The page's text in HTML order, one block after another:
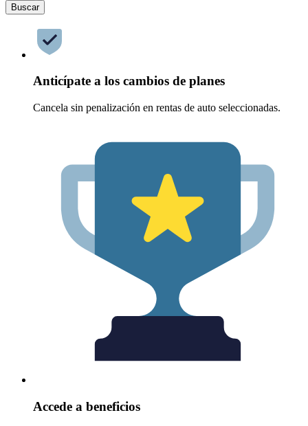
Buscar
Anticípate a los cambios de planes
Cancela sin penalización en rentas de auto seleccionadas.
Accede a beneficios